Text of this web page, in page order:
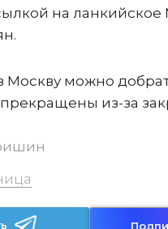
на
можно
из-за